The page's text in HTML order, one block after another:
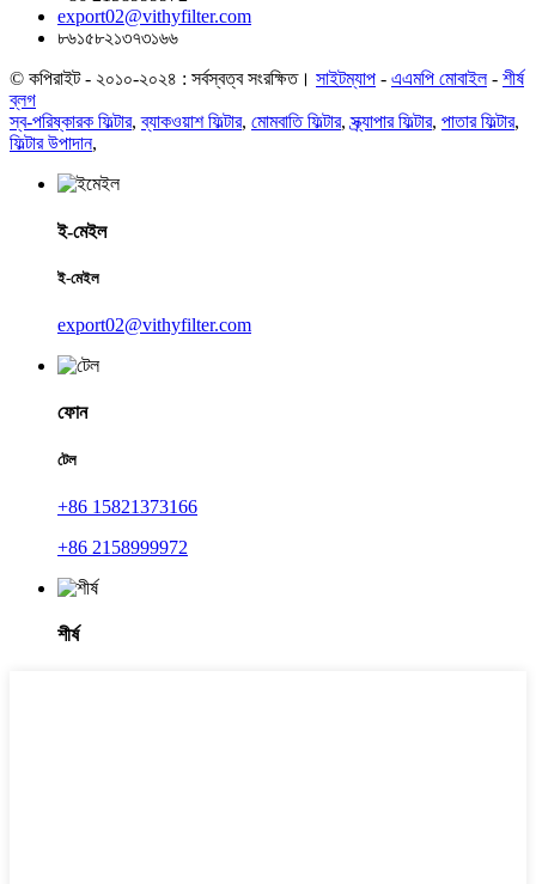
export02@vithyfilter.com
৮৬১৫৮২১৩৭৩১৬৬
© কপিরাইট - ২০১০-২০২৪ : সর্বস্বত্ব সংরক্ষিত। সাইটম্যাপ - এএমপি মোবাইল- শীর্ষ
ব্লগ
স্ব-পরিষ্কারক ফিল্টার,ব্যাকওয়াশ ফিল্টার, মোমবাতি ফিল্টার,স্ক্র্যাপার ফিল্টার, পাতার ফিল্টার,
ফিল্টার উপাদান,
ই-মেইল
ই-মেইল
export02@vithyfilter.com
ফোন
টেল
+86 15821373166
+86 2158999972
শীর্ষ